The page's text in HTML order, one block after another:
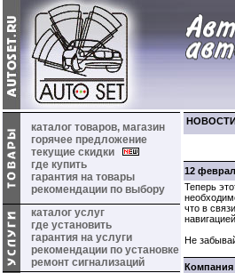
каталог товаров, магазин
горячее предложение
текущие скидки
где купить
гарантия на товары
рекомендации по выбору
каталог услуг
где установить
гарантия на услуги
рекомендации по установке
ремонт сигнализаций
12
Теперь
что в
Не
Компания